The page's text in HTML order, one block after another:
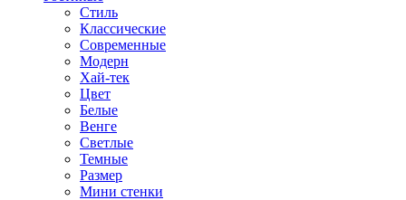
Стиль
Классические
Современные
Модерн
Хай-тек
Цвет
Белые
Венге
Светлые
Темные
Размер
Мини стенки